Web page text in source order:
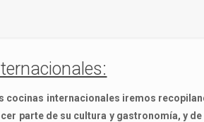
cocinas internacionales iremos
parte de su cultura y gastronomía, y